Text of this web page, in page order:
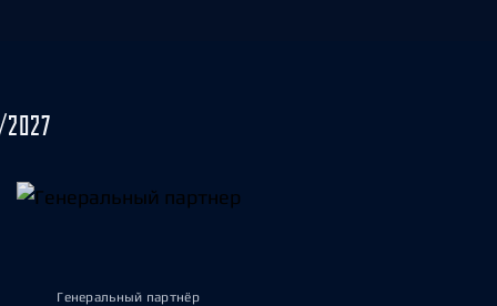
Генеральный партнёр